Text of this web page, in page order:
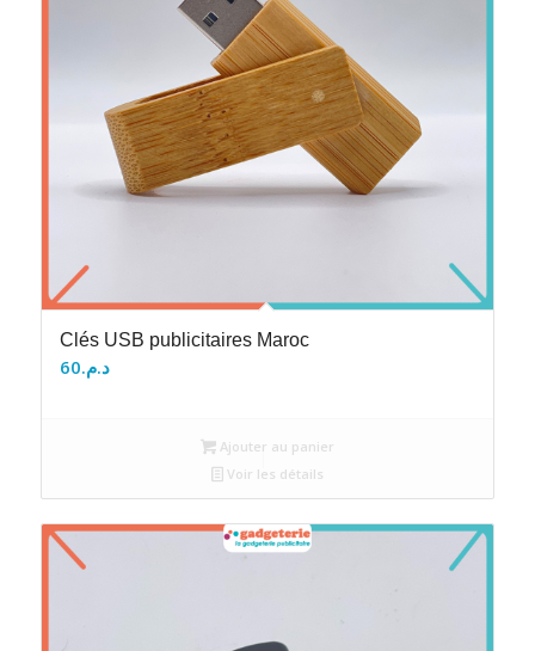
Clés USB publicitaires Maroc
د.م.60
Ajouter au panier
Voir les détails